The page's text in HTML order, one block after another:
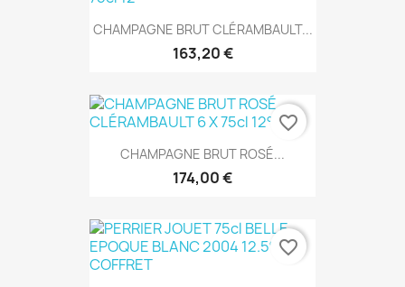
CHAMPAGNE BRUT CLÉRAMBAULT...
163,20 €
CHAMPAGNE BRUT ROSÉ...
174,00 €
favorite_border
favorite_border